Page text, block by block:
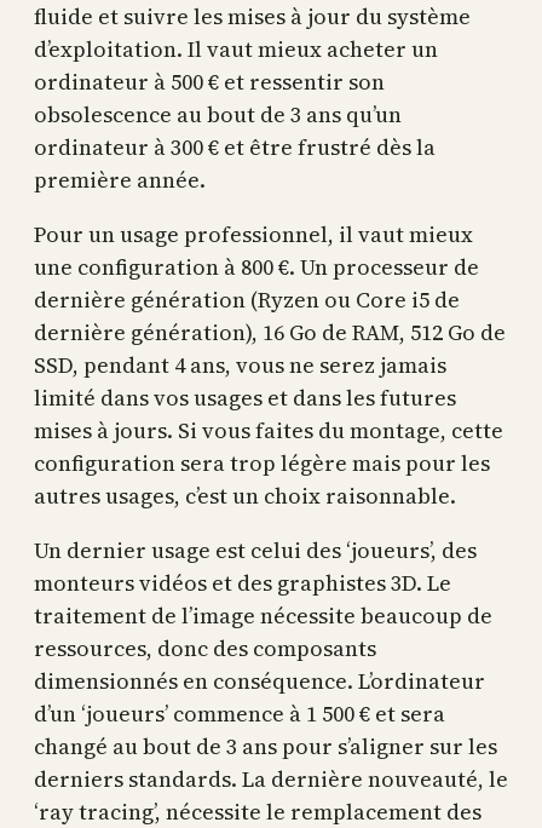
fluide et suivre les mises à jour du système
d’exploitation. Il vaut mieux acheter un
ordinateur à 500 € et ressentir son
obsolescence au bout de 3 ans qu’un
ordinateur à 300 € et être frustré dès la
première année.
Pour un usage professionnel, il vaut mieux
une configuration à 800 €. Un processeur de
dernière génération (Ryzen ou Core i5 de
dernière génération), 16 Go de RAM, 512 Go de
SSD, pendant 4 ans, vous ne serez jamais
limité dans vos usages et dans les futures
mises à jours. Si vous faites du montage, cette
configuration sera trop légère mais pour les
autres usages, c’est un choix raisonnable.
Un dernier usage est celui des ‘joueurs’, des
monteurs vidéos et des graphistes 3D. Le
traitement de l’image nécessite beaucoup de
ressources, donc des composants
dimensionnés en conséquence. L’ordinateur
d’un ‘joueurs’ commence à 1 500 € et sera
changé au bout de 3 ans pour s’aligner sur les
derniers standards. La dernière nouveauté, le
‘ray tracing’, nécessite le remplacement des